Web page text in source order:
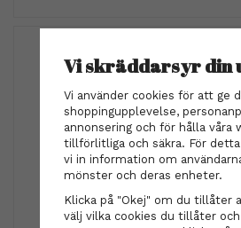
Vi skräddarsyr din
Vi använder cookies för att ge
shoppingupplevelse,
annonsering och för hålla våra
tillförlitliga och säkra. För
vi in information om
mönster och deras enheter.
Klicka på "Okej" om du tillåter
välj vilka cookies du tillåter